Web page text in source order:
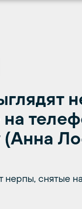
на
(Анна
нерпы, снятые